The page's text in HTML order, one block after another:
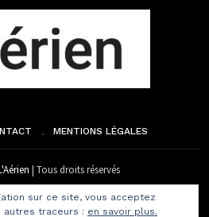
MENTIONS LÉGALES
| Tous droits réservés
sur ce site, vous acceptez
autres traceurs : en savoir plus.